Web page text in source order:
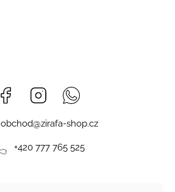
Facebook Instagram
obchod@zirafa-shop.cz
+420 777 765 525